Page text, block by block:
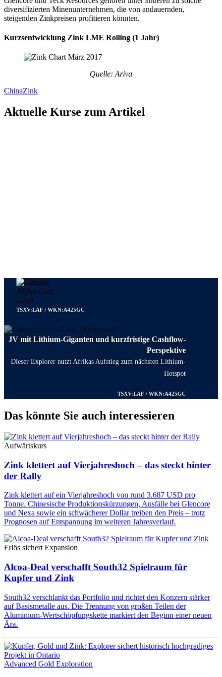
diversifizierten Minenunternehmen, die von andauernden,
steigenden Zinkpreisen profitieren könnten.
Kurzsentwicklung Zink LME Rolling (1 Jahr)
Quelle: Ariva
ChinaZink
Aktuelle Kurse zum Artikel
TSXV:LAF / WKN:A425GC
JV mit Lithium-Giganten und kurzfristige Cashflow-
Perspektive
Dieser Explorer nutzt Afrikas Aufstieg zum nächsten Lithium-
Hotspot
TSXV:LAF / WKN:A425GC
Das könnte Sie auch interessieren
Aufwärtskurs
Zink klettert auf Vierjahreshoch – das steckt hinter
der Rally
Zink klettert auf ein Vierjahreshoch von rund 3.687 USD pro
Tonne. Chinesische Produktionskürzungen, Ausfälle bei Glencore
und Nexa sowie ein schwächerer Dollar treiben den Preis – trotz
Prognosen auf Entspannung im weiteren Jahresverlauf.
Erlös sichert Expansion
Alcoa-Deal verschafft South32 Spielraum für
Kupfer und Zink
South32 verschlankt das Portfolio und richtet den Konzern stärker
auf Basismetalle aus. Die Trennung von großen Teilen der
Aluminium-Wertschöpfungskette markiert den Beginn einer neuen
Ära.
Advanced Gold Exploration